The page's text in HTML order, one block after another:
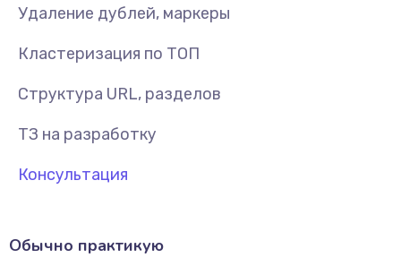
Удаление дублей, маркеры
Кластеризация по ТОП
Структура URL, разделов
ТЗ на разработку
Консультация
Обычно практикую